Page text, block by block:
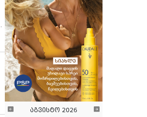
აგვისტო 2026